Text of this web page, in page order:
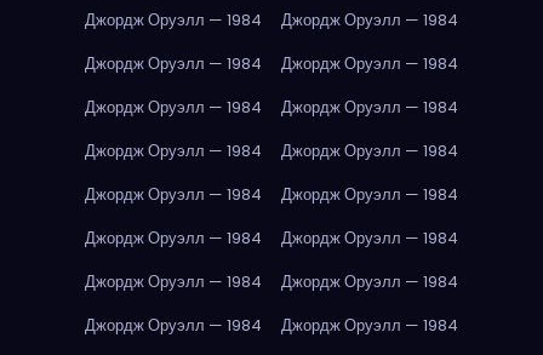
Джордж Оруэлл — 1984
Джордж Оруэлл — 1984
Джордж Оруэлл — 1984
Джордж Оруэлл — 1984
Джордж Оруэлл — 1984
Джордж Оруэлл — 1984
Джордж Оруэлл — 1984
Джордж Оруэлл — 1984
Джордж Оруэлл — 1984
Джордж Оруэлл — 1984
Джордж Оруэлл — 1984
Джордж Оруэлл — 1984
Джордж Оруэлл — 1984
Джордж Оруэлл — 1984
Джордж Оруэлл — 1984
Джордж Оруэлл — 1984